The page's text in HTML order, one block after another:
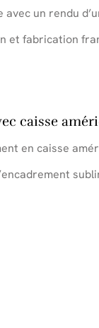
avec un rendu
et fabrication
caisse
en caisse